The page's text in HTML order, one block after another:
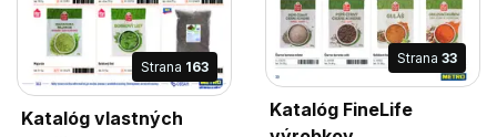
Strana 163
Katalóg vlastných
Strana 33
Katalóg FineLife